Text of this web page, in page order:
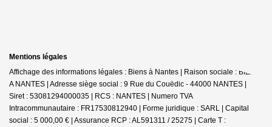
Mentions légales
Affichage des informations légales : Biens à Nantes | Raison sociale : BIENS
A NANTES | Adresse siège social : 9 Rue du Couëdic - 44000 NANTES |
Siret : 53081294000035 | RCS : NANTES | Numero TVA
Intracommunautaire : FR17530812940 | Forme juridique : SARL | Capital
social : 5 000,00 € | Assurance RCP : AL591311 / 25275 | Carte T :